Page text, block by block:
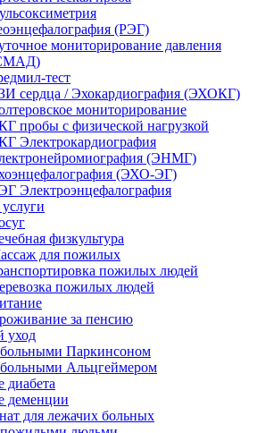
(РЭГ)
мониторирование давления
тест
сердца / Эхокардиография (ЭХОКГ)
мониторирование
пробы с физической нагрузкой
Электрокардиография
(ЭНМГ)
(ЭХО-ЭГ)
Электроэнцефалография
физкультура
для пожилых
пожилых людей
пожилых людей
за пенсию
уход
больными Паркинсоном
больными Альцгеймером
диабета
деменции
для лежачих больных